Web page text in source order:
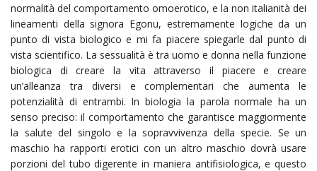
normalità del comportamento omoerotico, e la non italianità dei
lineamenti della signora Egonu, estremamente logiche da un
punto di vista biologico e mi fa piacere spiegarle dal punto di
vista scientifico. La sessualità è tra uomo e donna nella funzione
biologica di creare la vita attraverso il piacere e creare
un’alleanza tra diversi e complementari che aumenta le
potenzialità di entrambi. In biologia la parola normale ha un
senso preciso: il comportamento che garantisce maggiormente
la salute del singolo e la sopravvivenza della specie. Se un
maschio ha rapporti erotici con un altro maschio dovrà usare
porzioni del tubo digerente in maniera antifisiologica, e questo